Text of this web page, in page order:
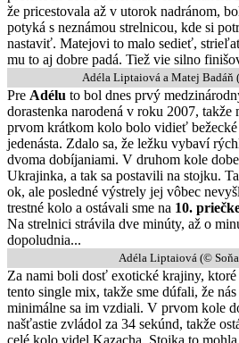
že pricestovala až v utorok nadránom,
potyká s neznámou strelnicou, kde si
nastaviť. Matejovi to malo sedieť,
mu to aj dobre padá. Tiež vie silno
Adéla Liptaiová a Matej Badáň
Pre Adélu to bol dnes prvý
dorastenka narodená v roku 2007,
prvom krátkom kolo bolo vidieť bežecké
jedenásta. Zdalo sa, že ležku vybaví
dvoma dobíjaniami. V druhom kole
Ukrajinka, a tak sa postavili na stojku.
ok, ale posledné výstrely jej vôbec
trestné kolo a ostávali sme na 10.
Na strelnici strávila dve minúty, až o
dopoludnia...
Adéla Liptaiová (©
Za nami boli dosť exotické krajiny, ktoré
tento single mix, takže sme dúfali, že nás
minimálne sa im vzdiali. V prvom kole
našťastie zvládol za 34 sekúnd, takže
celé kolo videl Kazacha. Stojka to